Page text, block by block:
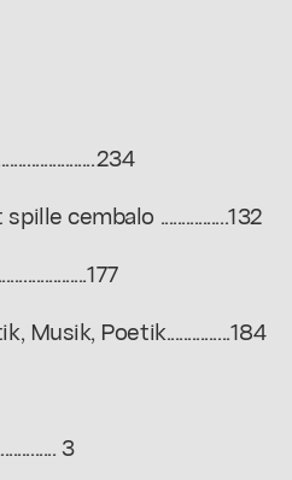
cembalo ................132
Musik, Poetik...............184
3